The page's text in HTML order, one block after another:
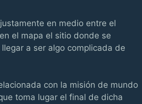
en medio entre el
el mapa el sitio donde se
a ser algo complicada de
con la misión de mundo
toma lugar el final de dicha